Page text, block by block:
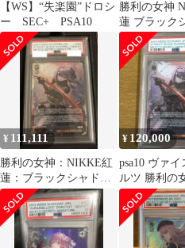
【WS】“失楽園”ドロシ
ー SEC+ PSA10
勝利の女神
蓮 ブラック
SEC+ psa10
¥ 111,111
勝利の女神：NIKKE紅
蓮：ブラックシャドウ
SEC+ PSA10
¥ 120,000
psa10 ヴァ
ルツ 勝利の
紅蓮:ブラッ